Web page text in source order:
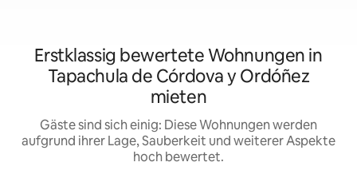
Erstklassig bewertete Wohnungen in
Tapachula de Córdova y Ordóñez
mieten
Gäste sind sich einig: Diese Wohnungen werden
aufgrund ihrer Lage, Sauberkeit und weiterer Aspekte
hoch bewertet.